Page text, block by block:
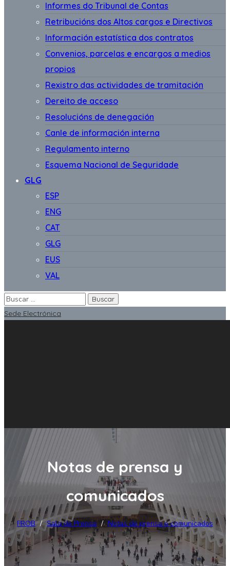
Informes do Tribunal de Contas
Retribucións dos Altos cargos e Directivos
Información estatística dos contratos
Convenios, parcelas e encargos a medios
propios
Rexistro das actividades de tramitación
Dereito de acceso
Resolucións de denegación
Canle de información interna
Regulamento interno
Esquema Nacional de Seguridade
GLG
ESP
ENG
CAT
GLG
EUS
VAL
Sede Electrónica
Notas de prensa y
comunicados
FROB / Sala de Prensa / Notas de prensa e comunicados